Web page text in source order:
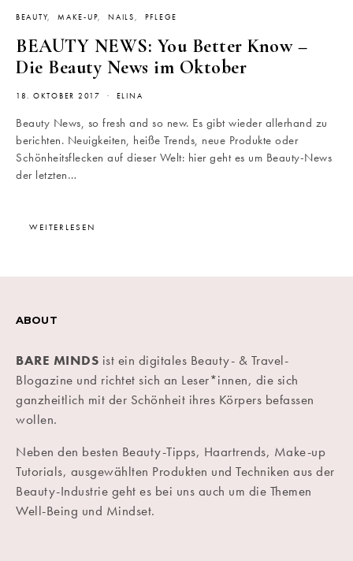
BEAUTY MAKE-UP NAILS PFLEGE
BEAUTY NEWS: You Better Know –
Die Beauty News im Oktober
18. OKTOBER 2017 ELINA
Beauty News, so fresh and so new. Es gibt wieder allerhand zu
berichten. Neuigkeiten, heiße Trends, neue Produkte oder
Schönheitsflecken auf dieser Welt: hier geht es um Beauty-News
der letzten…
WEITERLESEN
ABOUT
BARE MINDS ist ein digitales Beauty- & Travel-
Blogazine und richtet sich an Leser*innen, die sich
ganzheitlich mit der Schönheit ihres Körpers befassen
wollen.
Neben den besten Beauty-Tipps, Haartrends, Make-up
Tutorials, ausgewählten Produkten und Techniken aus der
Beauty-Industrie geht es bei uns auch um die Themen
Well-Being und Mindset.